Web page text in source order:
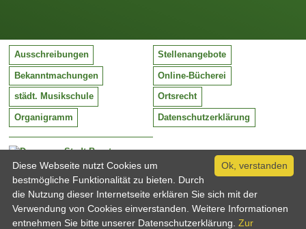
Stadt Barntrup
Mittelstraße 38
32683 Barntrup
Tel:
Email:
05263 / 409-0
info@barntrup.de
Ausschreibungen Stellenangebote
Bekanntmachungen Online-Bücherei
städt. Musikschule Ortsrecht
Organigramm Datenschutzerklärung
Ok, verstanden
Diese Webseite nutzt Cookies um
bestmögliche Funktionalität zu bieten. Durch
die Nutzung dieser Internetseite erklären Sie sich mit der
Verwendung von Cookies einverstanden. Weitere Informationen
entnehmen Sie bitte unserer Datenschutzerklärung. Zur